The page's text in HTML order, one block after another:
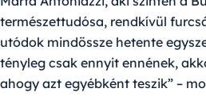
természettudósa, rendkívül
utódok mindössze hetente
tényleg csak ennyit ennének,
ahogy azt egyébként teszik” –